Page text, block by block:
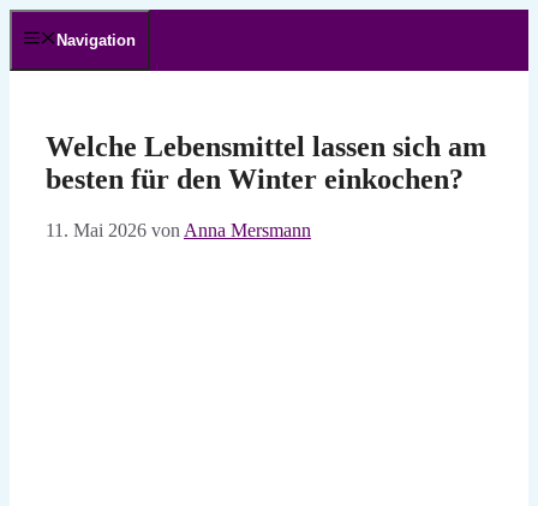
Zum
Inhalt Navigation
Welche Lebensmittel lassen sich am
besten für den Winter einkochen?
11. Mai 2026 von Anna Mersmann